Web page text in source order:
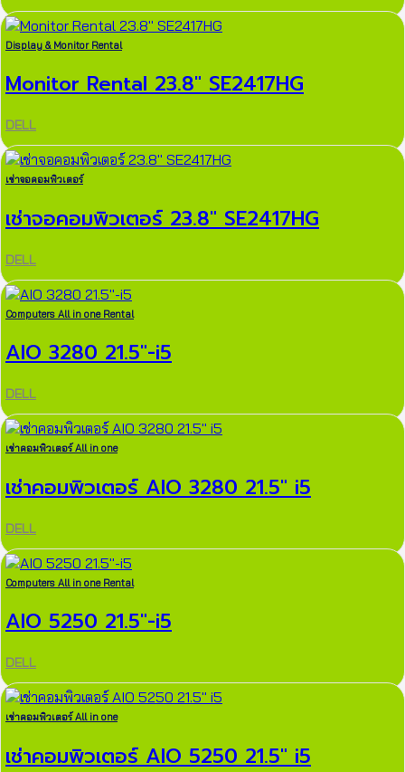
Display & Monitor Rental
Monitor Rental 23.8″ SE2417HG
DELL
เช่าจอคอมพิวเตอร์
เช่าจอคอมพิวเตอร์ 23.8″ SE2417HG
DELL
Computers All in one Rental
AIO 3280 21.5″-i5
DELL
เช่าคอมพิวเตอร์ All in one
เช่าคอมพิวเตอร์ AIO 3280 21.5″ i5
DELL
Computers All in one Rental
AIO 5250 21.5″-i5
DELL
เช่าคอมพิวเตอร์ All in one
เช่าคอมพิวเตอร์ AIO 5250 21.5″ i5